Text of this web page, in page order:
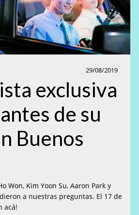
29/08/2019
exclusiva
de su
Buenos
Won, Kim Yoon Su, Aaron Park y
a nuestras preguntas. El 17 de
acá!